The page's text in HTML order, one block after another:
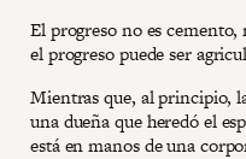
El progreso no es
el progreso puede ser
Mientras que, al principio,
una dueña que heredó el
está en manos de una